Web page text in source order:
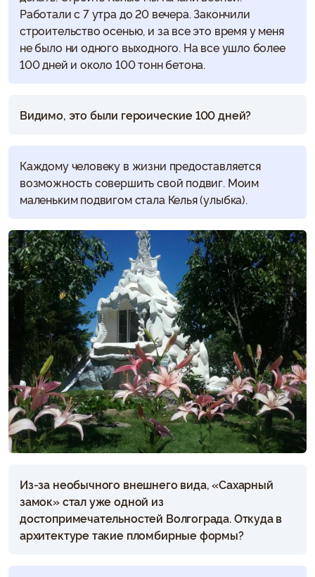
Работали с 7 утра до 20 вечера. Закончили
строительство осенью, и за все это время у меня
не было ни одного выходного. На все ушло более
100 дней и около 100 тонн бетона.
Видимо, это были героические 100 дней?
Каждому человеку в жизни предоставляется
возможность совершить свой подвиг. Моим
маленьким подвигом стала Келья (улыбка).
Из-за необычного внешнего вида, «Сахарный
замок» стал уже одной из
достопримечательностей Волгограда. Откуда в
архитектуре такие пломбирные формы?